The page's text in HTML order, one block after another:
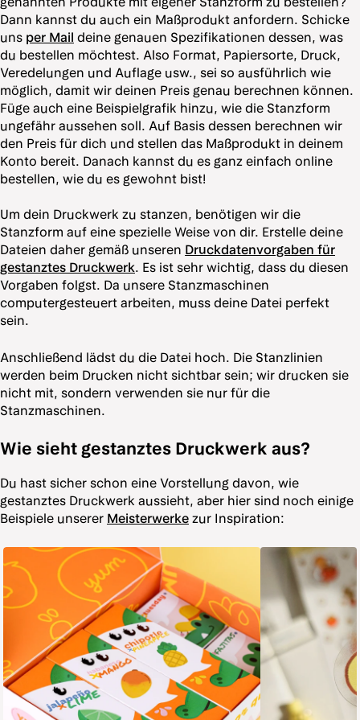
Dann kannst du auch ein Maßprodukt anfordern. Schicke
uns per Mail deine genauen Spezifikationen dessen, was
du bestellen möchtest. Also Format, Papiersorte, Druck,
Veredelungen und Auflage usw., sei so ausführlich wie
möglich, damit wir deinen Preis genau berechnen können.
Füge auch eine Beispielgrafik hinzu, wie die Stanzform
ungefähr aussehen soll. Auf Basis dessen berechnen wir
den Preis für dich und stellen das Maßprodukt in deinem
Konto bereit. Danach kannst du es ganz einfach online
bestellen, wie du es gewohnt bist!
Um dein Druckwerk zu stanzen, benötigen wir die
Stanzform auf eine spezielle Weise von dir. Erstelle deine
Dateien daher gemäß unseren Druckdatenvorgaben für
gestanztes Druckwerk. Es ist sehr wichtig, dass du diesen
Vorgaben folgst. Da unsere Stanzmaschinen
computergesteuert arbeiten, muss deine Datei perfekt
sein.
Anschließend lädst du die Datei hoch. Die Stanzlinien
werden beim Drucken nicht sichtbar sein; wir drucken sie
nicht mit, sondern verwenden sie nur für die
Stanzmaschinen.
Wie sieht gestanztes Druckwerk aus?
Du hast sicher schon eine Vorstellung davon, wie
gestanztes Druckwerk aussieht, aber hier sind noch einige
Beispiele unserer Meisterwerke zur Inspiration: